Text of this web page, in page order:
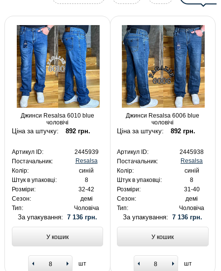
Джинси Resalsa 6010 blue
чоловічі
Ціна за штучку: 892 грн.
Артикул ID:
2445939
Постачальник:
Resalsa
Колір:
синій
Штук в упаковці:
8
Розміри:
32-42
Сезон:
демі
Тип:
Чоловіча
За упакування: 7 136 грн.
У кошик
шт
Джинси Resalsa 6006 blue
чоловічі
Ціна за штучку: 892 грн.
Артикул ID:
2445938
Постачальник:
Resalsa
Колір:
синій
Штук в упаковці:
8
Розміри:
31-40
Сезон:
демі
Тип:
Чоловіча
За упакування:7 136 грн.
У кошик
шт